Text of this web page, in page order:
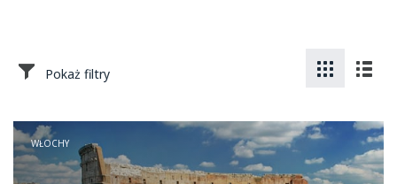
Pokaż filtry
WŁOCHY